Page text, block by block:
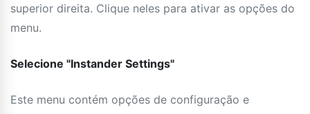
superior direita. Clique neles para ativar as opções do
menu.
Selecione "Instander Settings"
Este menu contém opções de configuração e